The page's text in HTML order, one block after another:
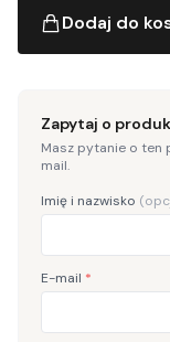
Dodaj do
Zapytaj o
Masz pytanie o
mail.
Imię i nazwisko
E-mail *